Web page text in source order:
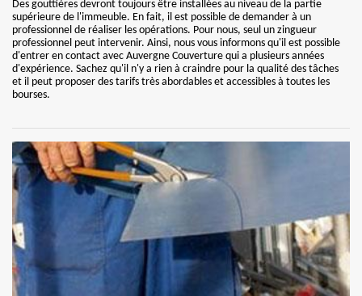
Des gouttières devront toujours être installées au niveau de la partie
supérieure de l'immeuble. En fait, il est possible de demander à un
professionnel de réaliser les opérations. Pour nous, seul un zingueur
professionnel peut intervenir. Ainsi, nous vous informons qu'il est possible
d'entrer en contact avec Auvergne Couverture qui a plusieurs années
d'expérience. Sachez qu'il n'y a rien à craindre pour la qualité des tâches
et il peut proposer des tarifs très abordables et accessibles à toutes les
bourses.